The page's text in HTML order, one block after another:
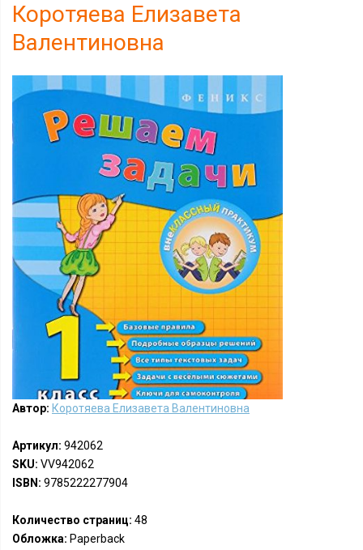
Коротяева Елизавета
Валентиновна
Автор: Коротяева Елизавета Валентиновна
Артикул: 942062
SKU: VV942062
ISBN: 9785222277904
Количество страниц: 48
Обложка: Paperback